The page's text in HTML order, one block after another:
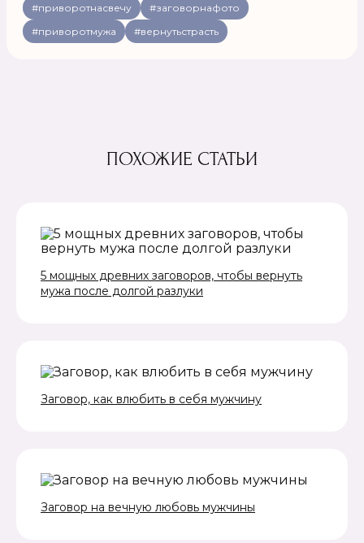
#приворотнасвечу
#заговорнафото
#приворотмужа
#вернутьстрасть
ПОХОЖИЕ СТАТЬИ
5 мощных древних заговоров, чтобы вернуть
мужа после долгой разлуки
Заговор, как влюбить в себя мужчину
Заговор на вечную любовь мужчины